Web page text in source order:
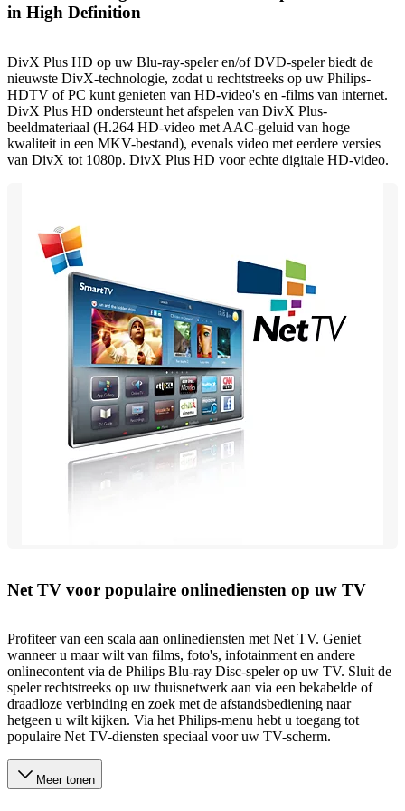
in High Definition
DivX Plus HD op uw Blu-ray-speler en/of DVD-speler biedt de
nieuwste DivX-technologie, zodat u rechtstreeks op uw Philips-
HDTV of PC kunt genieten van HD-video's en -films van internet.
DivX Plus HD ondersteunt het afspelen van DivX Plus-
beeldmateriaal (H.264 HD-video met AAC-geluid van hoge
kwaliteit in een MKV-bestand), evenals video met eerdere versies
van DivX tot 1080p. DivX Plus HD voor echte digitale HD-video.
Net TV voor populaire onlinediensten op uw TV
Profiteer van een scala aan onlinediensten met Net TV. Geniet
wanneer u maar wilt van films, foto's, infotainment en andere
onlinecontent via de Philips Blu-ray Disc-speler op uw TV. Sluit de
speler rechtstreeks op uw thuisnetwerk aan via een bekabelde of
draadloze verbinding en zoek met de afstandsbediening naar
hetgeen u wilt kijken. Via het Philips-menu hebt u toegang tot
populaire Net TV-diensten speciaal voor uw TV-scherm.
Meer tonen